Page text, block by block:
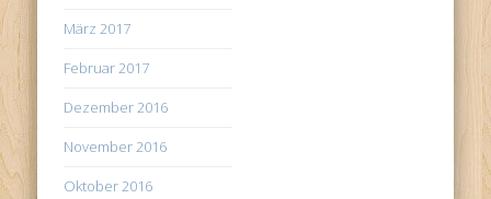
März 2017
Februar 2017
Dezember 2016
November 2016
Oktober 2016